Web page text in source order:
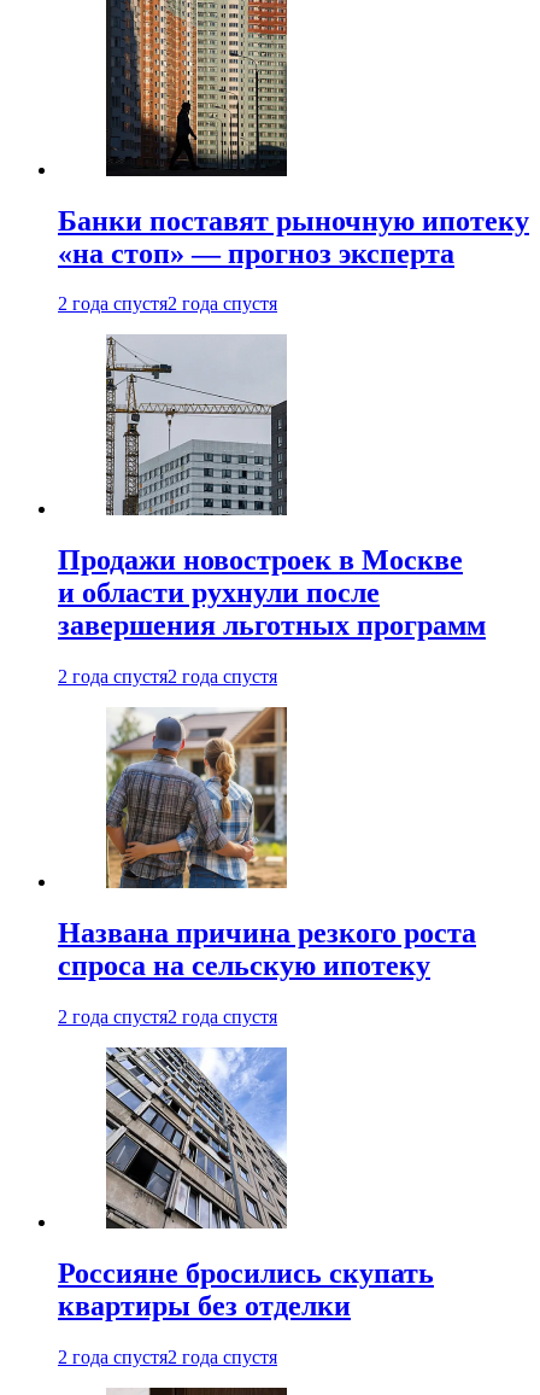
Банки поставят рыночную ипотеку
«на стоп» — прогноз эксперта
2 года спустя2 года спустя
Продажи новостроек в Москве
и области рухнули после
завершения льготных программ
2 года спустя2 года спустя
Названа причина резкого роста
спроса на сельскую ипотеку
2 года спустя2 года спустя
Россияне бросились скупать
квартиры без отделки
2 года спустя2 года спустя